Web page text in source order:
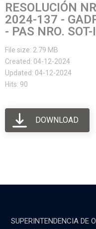
RESOLUCIÓN
2024-137 -
- PAS NRO.
File size: 2.79 MB
Created: 04-12-2024
Updated: 04-12-2024
Hits: 90
DOWNLOAD
SUPERINTENDENCIA DE